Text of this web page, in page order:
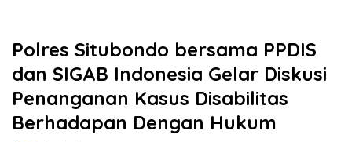
Polres Situbondo bersama PPDIS
dan SIGAB Indonesia Gelar Diskusi
Penanganan Kasus Disabilitas
Berhadapan Dengan Hukum